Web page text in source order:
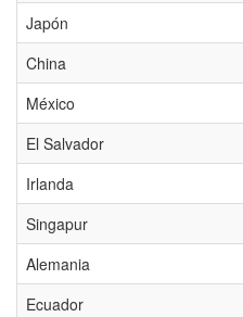
Japón
China
México
El Salvador
Irlanda
Singapur
Alemania
Ecuador